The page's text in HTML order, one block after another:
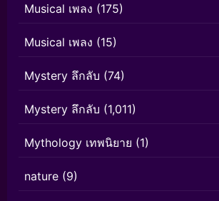
Musical เพลง (175)
Musical เพลง (15)
Mystery ลึกลับ (74)
Mystery ลึกลับ (1,011)
Mythology เทพนิยาย (1)
nature (9)